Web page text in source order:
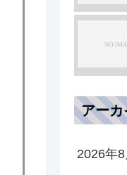
アーカ
2026年8